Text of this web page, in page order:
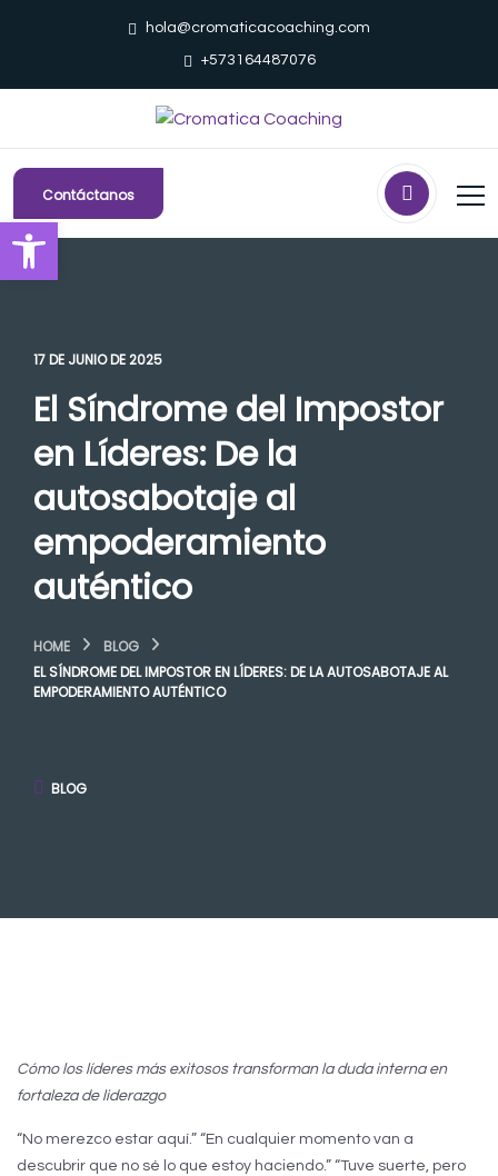
hola@cromaticacoaching.com
+573164487076
Contáctanos
17 DE JUNIO DE 2025
El Síndrome del Impostor
en Líderes: De la
autosabotaje al
empoderamiento
auténtico
HOME
BLOG
EL SÍNDROME DEL IMPOSTOR EN LÍDERES: DE LA AUTOSABOTAJE AL
EMPODERAMIENTO AUTÉNTICO
BLOG
Cómo los líderes más exitosos transforman la duda interna en
fortaleza de liderazgo
“No merezco estar aquí.” “En cualquier momento van a
descubrir que no sé lo que estoy haciendo.” “Tuve suerte, pero
Abrir barra de herramientas